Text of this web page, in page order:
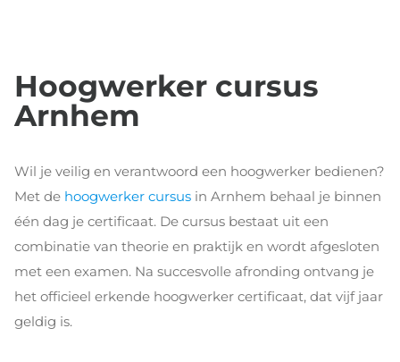
Hoogwerker cursus
Arnhem
Wil je veilig en verantwoord een hoogwerker bedienen?
Met de hoogwerker cursus in Arnhem behaal je binnen
één dag je certificaat. De cursus bestaat uit een
combinatie van theorie en praktijk en wordt afgesloten
met een examen. Na succesvolle afronding ontvang je
het officieel erkende hoogwerker certificaat, dat vijf jaar
geldig is.